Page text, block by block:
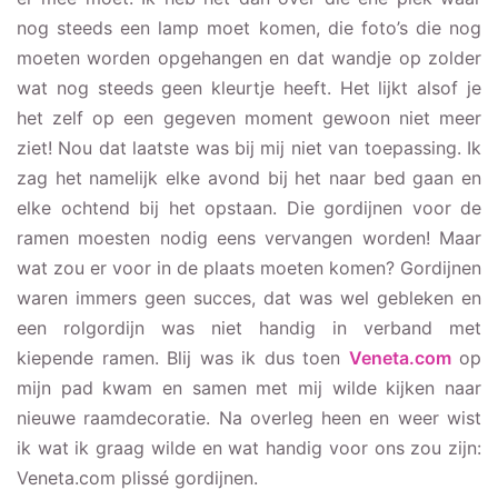
Veneta.com kleurstalen
aanvragen
Advies van Veneta.com
Het monteren van
Veneta.com plissé
gordijnen
Mooi geheel aan plissé
gordijnen
Veneta.com plissé
gordijnen
nog steeds een lamp moet komen, die foto’s die nog
moeten worden opgehangen en dat wandje op zolder
wat nog steeds geen kleurtje heeft. Het lijkt alsof je
het zelf op een gegeven moment gewoon niet meer
ziet! Nou dat laatste was bij mij niet van toepassing. Ik
zag het namelijk elke avond bij het naar bed gaan en
elke ochtend bij het opstaan. Die gordijnen voor de
ramen moesten nodig eens vervangen worden! Maar
wat zou er voor in de plaats moeten komen? Gordijnen
waren immers geen succes, dat was wel gebleken en
een rolgordijn was niet handig in verband met
kiepende ramen. Blij was ik dus toen Veneta.comop
mijn pad kwam en samen met mij wilde kijken naar
nieuwe raamdecoratie. Na overleg heen en weer wist
ik wat ik graag wilde en wat handig voor ons zou zijn:
Veneta.com plissé gordijnen.